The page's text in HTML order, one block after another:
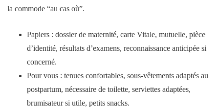
la commode “au cas où”.
Papiers : dossier de maternité, carte Vitale, mutuelle, pièce
d’identité, résultats d’examens, reconnaissance anticipée si
concerné.
Pour vous : tenues confortables, sous-vêtements adaptés au
postpartum, nécessaire de toilette, serviettes adaptées,
brumisateur si utile, petits snacks.